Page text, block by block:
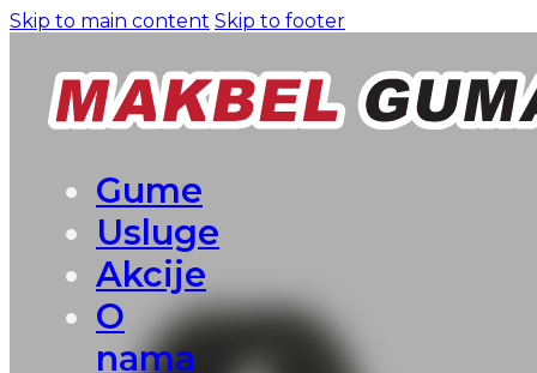
Skip to main content Skip to footer
Gume
Usluge
Akcije
O
nama